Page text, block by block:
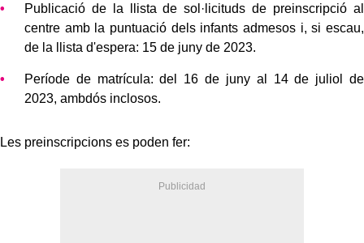
Publicació de la llista de sol·licituds de preinscripció al
centre amb la puntuació dels infants admesos i, si escau,
de la llista d'espera: 15 de juny de 2023.
Període de matrícula: del 16 de juny al 14 de juliol de
2023, ambdós inclosos.
Les preinscripcions es poden fer: